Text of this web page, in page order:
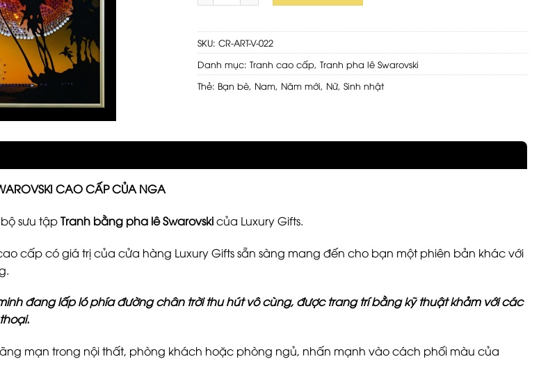
SKU: CR-ART-V-022
Danh mục: Tranh cao cấp, Tranh pha lê Swarovski
Thẻ: Bạn bè, Nam, Năm mới, Nữ, Sinh nhật
CAO CẤP CỦA NGA
sưu tậpTranh bằng pha lê Swarovskicủa Luxury Gifts.
cấp có giá trị của cửa hàng Luxury Gifts sẵn sàng mang đến cho bạn một phiên bản khác với
đang lấp ló phía đường chân trời thu hút vô cùng, được trang trí bằng kỹ thuật khảm với các
mạn trong nội thất, phòng khách hoặc phòng ngủ, nhấn mạnh vào cách phối màu của